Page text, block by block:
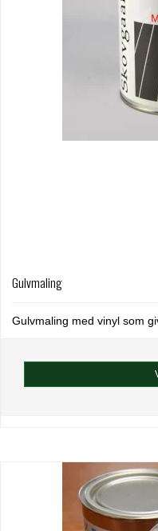
Gulvmaling
Gulvmaling med vinyl som